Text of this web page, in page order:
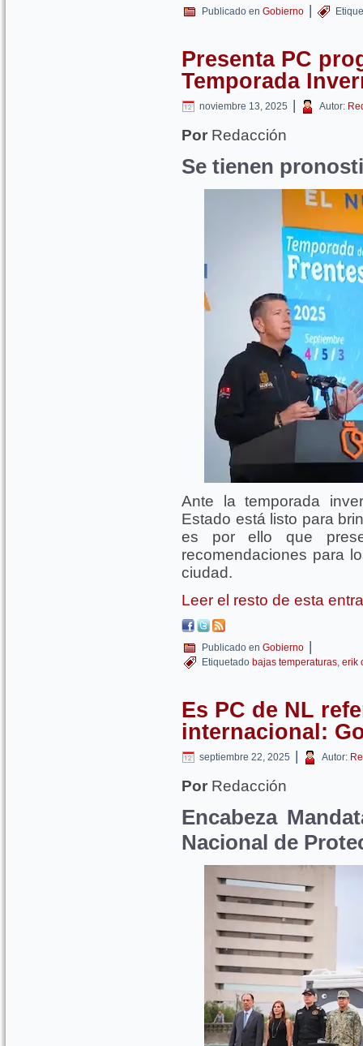
Publicado en Gobierno |
Presenta PC
Temporada
noviembre 13, 2025 | Autor:
Por Redacción
Se tienen
Ante la temporada
Estado está listo para
es por ello que
recomendaciones para
ciudad.
Leer el resto de esta
Publicado en Gobierno |
Etiquetado bajas temperaturas, erik
Es PC de NL
internacional:
septiembre 22, 2025 | Autor:
Por Redacción
Encabeza
Nacional de